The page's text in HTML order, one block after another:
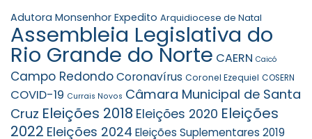
Adutora Monsenhor Expedito Arquidiocese de Natal
Assembleia Legislativa do
Rio Grande do Norte CAERN Caicó
Campo RedondoCoronavírus Coronel Ezequiel COSERN
COVID-19 Currais Novos Câmara Municipal de Santa
Cruz Eleições 2018 Eleições 2020 Eleições
2022 Eleições 2024 Eleições Suplementares 2019